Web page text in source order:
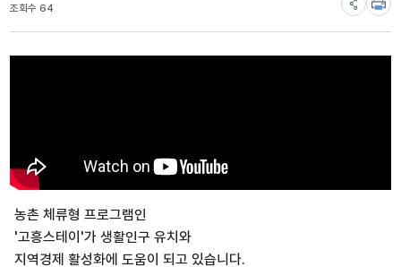
조회수 64
농촌 체류형 프로그램인
'고흥스테이'가 생활인구 유치와
지역경제 활성화에 도움이 되고 있습니다.